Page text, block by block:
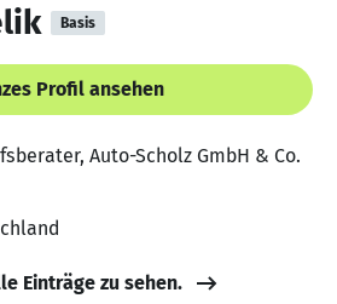
Basis
Profil ansehen
Auto-Scholz GmbH & Co.
Einträge zu sehen.